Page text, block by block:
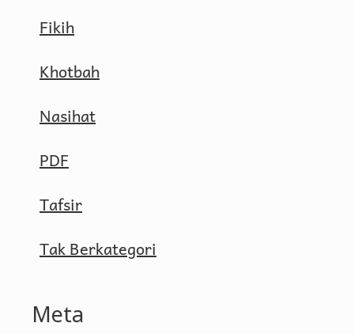
Fikih
Khotbah
Nasihat
PDF
Tafsir
Tak Berkategori
Meta